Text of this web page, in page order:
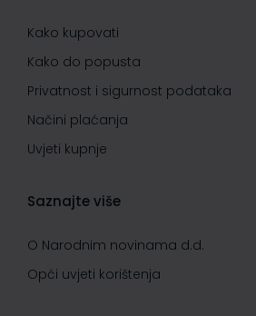
Kako kupovati
Kako do popusta
Privatnost i sigurnost podataka
Načini plaćanja
Uvjeti kupnje
Saznajte više
O Narodnim novinama d.d.
Opći uvjeti korištenja